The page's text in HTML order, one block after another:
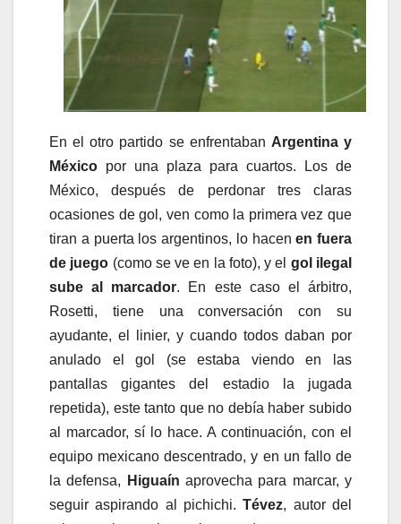
En el otro partido se enfrentaban Argentina y
México por una plaza para cuartos. Los de
México, después de perdonar tres claras
ocasiones de gol, ven como la primera vez que
tiran a puerta los argentinos, lo hacenen fuera
de juego (como se ve en la foto), y el gol ilegal
sube al marcador. En este caso el árbitro,
Rosetti, tiene una conversación con su
ayudante, el linier, y cuando todos daban por
anulado el gol (se estaba viendo en las
pantallas gigantes del estadio la jugada
repetida), este tanto que no debía haber subido
al marcador, sí lo hace. A continuación, con el
equipo mexicano descentrado, y en un fallo de
la defensa,
Higuaín aprovecha para marcar, y
seguir aspirando al pichichi.Tévez, autor del